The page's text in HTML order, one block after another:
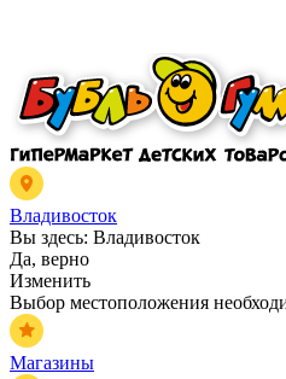
Владивосток
Вы здесь: Владивосток
Да, верно
Изменить
Выбор местоположения
Магазины